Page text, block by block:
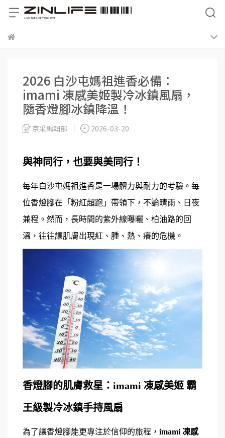
2026 白沙屯媽祖進香必備：
imami 凍感美姬製冷冰鎮風扇，
隨香燈腳冰鎮降溫！
京采編輯部 2026-03-20
與神同行，也要與美同行！
每年白沙屯媽祖進香是一場體力與耐力的考驗。每
位香燈腳在「粉紅超跑」帶領下，不論晴雨、日夜
兼程。然而，長時間的紫外線曝曬、柏油路的回
溫，往往讓肌膚出現紅、腫、熱、癢的危機。
香燈腳的肌膚救星：imami 凍感美姬 霸
王級製冷冰鎮手持風扇
為了讓香燈腳能更專注於信仰的旅程， imami 凍感